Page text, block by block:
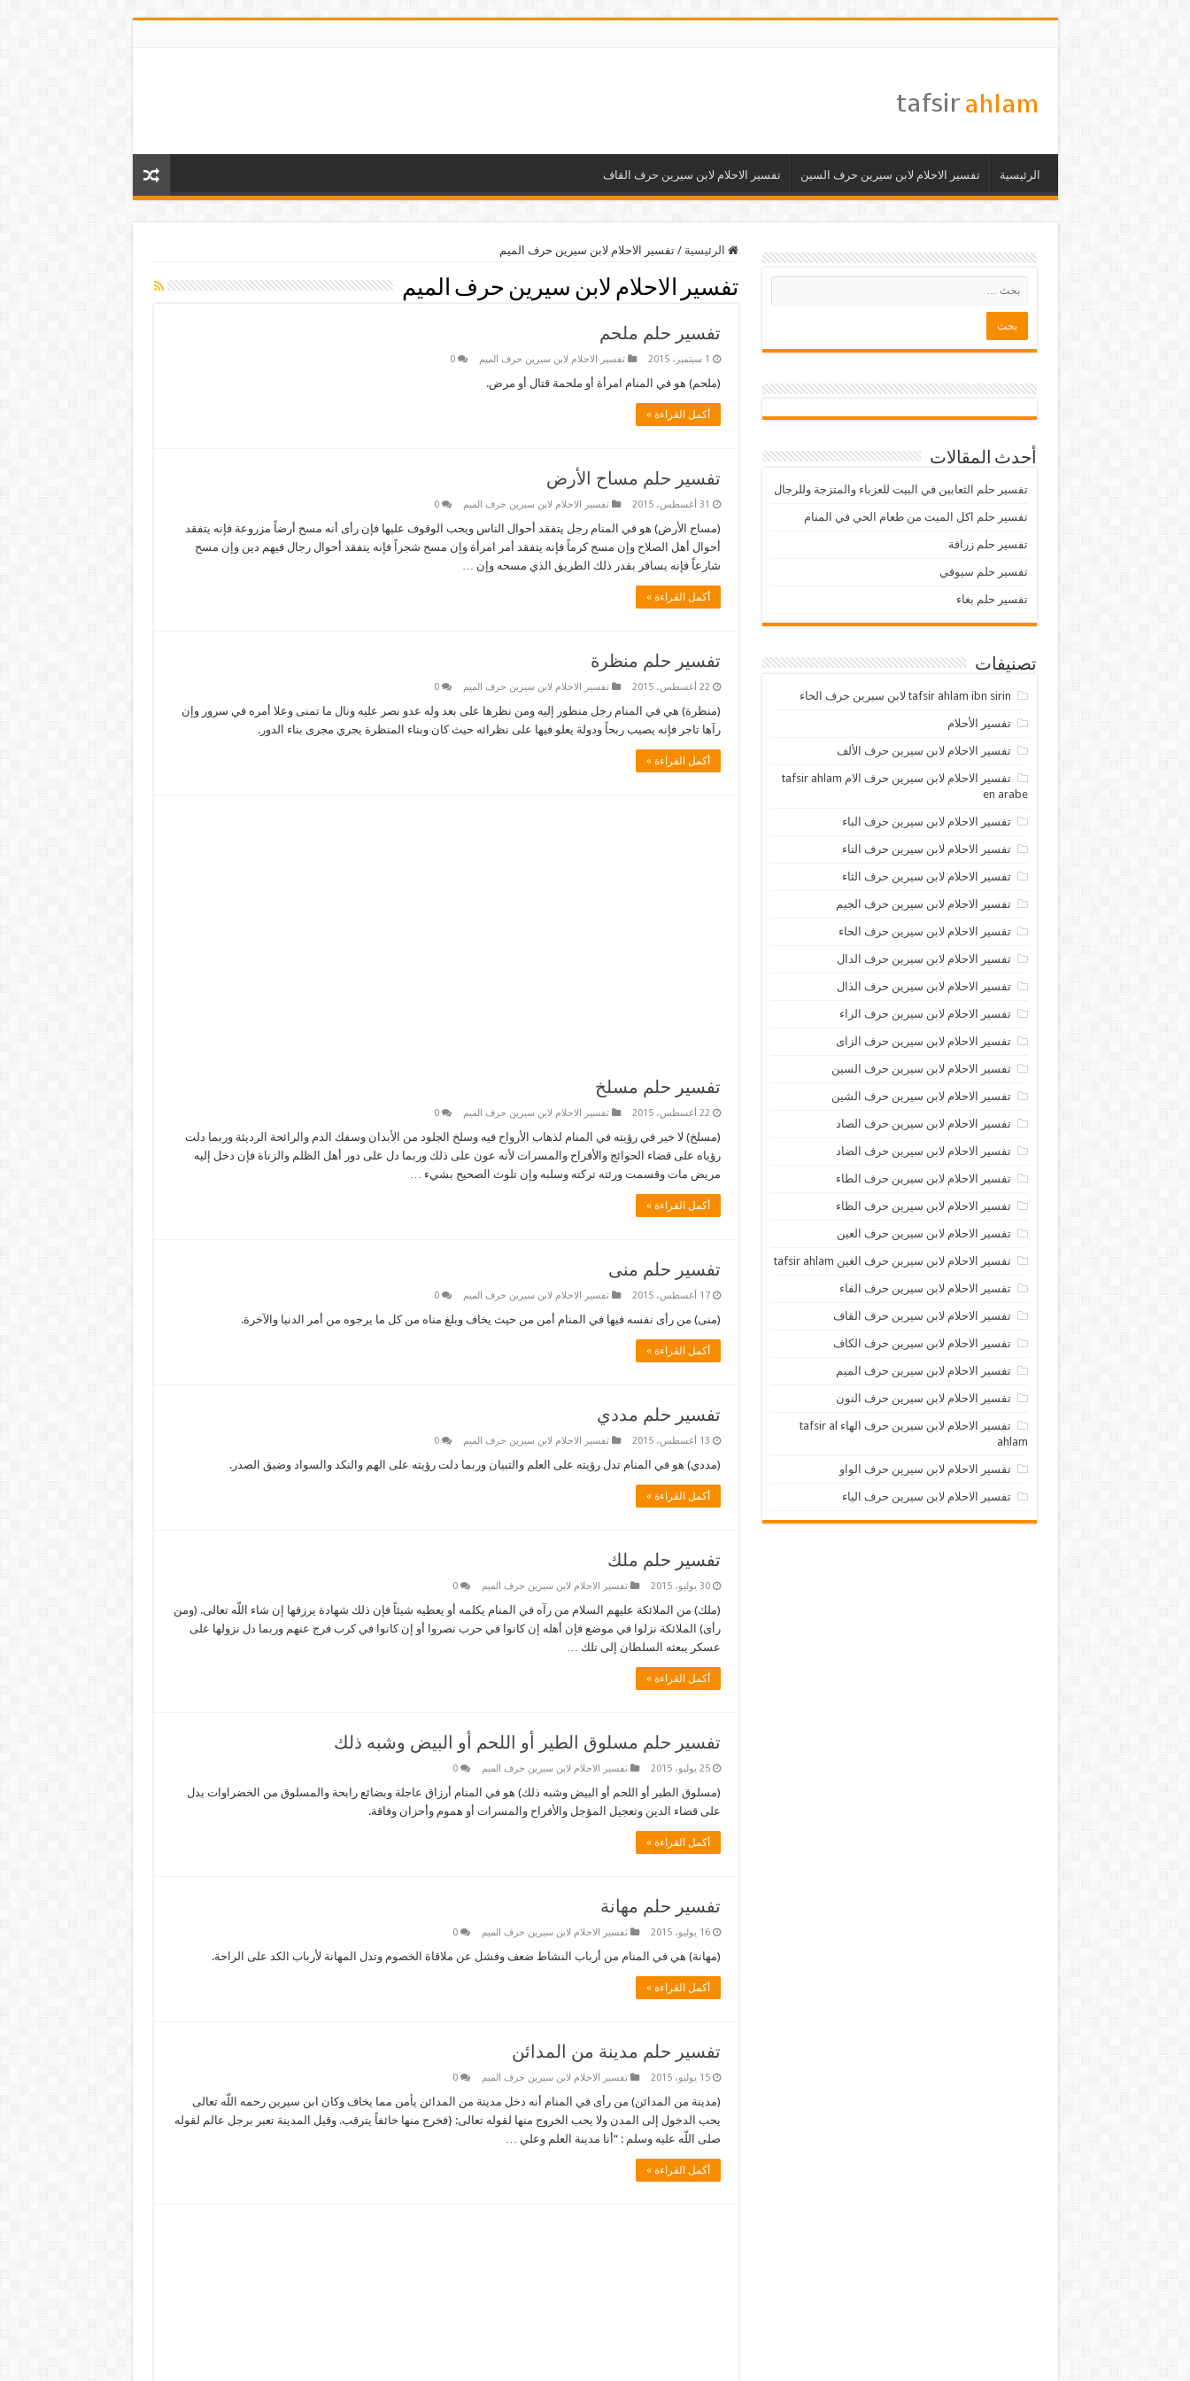
الرئيسية تفسير الاحلام لابن سيرين حرف السين تفسير الاحلام لابن سيرين حرف القاف
الرئيسية / تفسير الاحلام لابن سيرين حرف الميم
تفسير الاحلام لابن سيرين حرف الميم
تفسير حلم ملحم
1 سبتمبر، 2015 تفسير الاحلام لابن سيرين حرف الميم 0
(ملحم) هو في المنام امرأة أو ملحمة قتال أو مرض.
أكمل القراءة »
تفسير حلم مساح الأرض
31 أغسطس، 2015 تفسير الاحلام لابن سيرين حرف الميم 0
(مساح الأرض) هو في المنام رجل يتفقد أحوال الناس ويحب الوقوف عليها فإن رأى أنه مسح أرضاً مزروعة فإنه يتفقد
أحوال أهل الصلاح وإن مسح كرماً فإنه يتفقد أمر امرأة وإن مسح شجراً فإنه يتفقد أحوال رجال فيهم دين وإن مسح
شارعاً فإنه يسافر بقدر ذلك الطريق الذي مسحه وإن …
أكمل القراءة »
تفسير حلم منظرة
22 أغسطس، 2015 تفسير الاحلام لابن سيرين حرف الميم 0
(منظرة) هي في المنام رجل منظور إليه ومن نظرها على بعد وله عدو نصر عليه ونال ما تمنى وعلا أمره في سرور وإن
رآها تاجر فإنه يصيب ربحاً ودولة يعلو فيها على نظرائه حيث كان وبناء المنظرة يجري مجرى بناء الدور.
أكمل القراءة »
تفسير حلم مسلخ
22 أغسطس، 2015 تفسير الاحلام لابن سيرين حرف الميم 0
(مسلخ) لا خير في رؤيته في المنام لذهاب الأرواح فيه وسلخ الجلود من الأبدان وسفك الدم والرائحة الرديئة وربما دلت
رؤياه على قضاء الحوائج والأفراح والمسرات لأنه عون على ذلك وربما دل على دور أهل الظلم والزناة فإن دخل إليه
مريض مات وقسمت ورئته تركته وسلبه وإن تلوث الصحيح بشيء …
أكمل القراءة »
تفسير حلم منى
17 أغسطس، 2015 تفسير الاحلام لابن سيرين حرف الميم 0
(منى) من رأى نفسه فيها في المنام أمن من حيث يخاف وبلغ مناه من كل ما يرجوه من أمر الدنيا والآخرة.
أكمل القراءة »
تفسير حلم مددي
13 أغسطس، 2015 تفسير الاحلام لابن سيرين حرف الميم 0
(مددي) هو في المنام تدل رؤيته على العلم والتبيان وربما دلت رؤيته على الهم والنكد والسواد وضيق الصدر.
أكمل القراءة »
تفسير حلم ملك
30 يوليو، 2015 تفسير الاحلام لابن سيرين حرف الميم 0
(ملك) من الملائكة عليهم السلام من رآه في المنام يكلمه أو يعطيه شيئاً فإن ذلك شهادة يرزقها إن شاء اللّه تعالى. (ومن
رأى) الملائكة نزلوا في موضع فإن أهله إن كانوا في حرب نصروا أو إن كانوا في كرب فرج عنهم وربما دل نزولها على
عسكر يبعثه السلطان إلى تلك …
أكمل القراءة »
تفسير حلم مسلوق الطير أو اللحم أو البيض وشبه ذلك
25 يوليو، 2015 تفسير الاحلام لابن سيرين حرف الميم 0
(مسلوق الطير أو اللحم أو البيض وشبه ذلك) هو في المنام أرزاق عاجلة وبضائع رابحة والمسلوق من الخضراوات يدل
على قضاء الدين وتعجيل المؤجل والأفراح والمسرات أو هموم وأحزان وفاقة.
أكمل القراءة »
تفسير حلم مهانة
16 يوليو، 2015 تفسير الاحلام لابن سيرين حرف الميم 0
(مهانة) هي في المنام من أرباب النشاط ضعف وفشل عن ملاقاة الخصوم وتدل المهانة لأرباب الكد على الراحة.
أكمل القراءة »
تفسير حلم مدينة من المدائن
15 يوليو، 2015 تفسير الاحلام لابن سيرين حرف الميم 0
(مدينة من المدائن) من رأى في المنام أنه دخل مدينة من المدائن يأمن مما يخاف وكان ابن سيرين رحمه اللّه تعالى
يحب الدخول إلى المدن ولا يحب الخروج منها لقوله تعالى: {فخرج منها خائفاً يترقب. وقيل المدينة تعبر برجل عالم لقوله
صلى اللّه عليه وسلم : “أنا مدينة العلم وعلي …
أكمل القراءة »
أحدث المقالات
تفسير حلم الثعابين في البيت للعزباء والمتزجة وللرجال
تفسير حلم اكل الميت من طعام الحي في المنام
تفسير حلم زرافة
تفسير حلم سيوفي
تفسير حلم بغاء
تصنيفات
tafsir ahlam ibn sirin لابن سيرين حرف الخاء
تفسير الأحلام
تفسير الاحلام لابن سيرين حرف الألف
تفسير الاحلام لابن سيرين حرف الام tafsir ahlam
en arabe
تفسير الاحلام لابن سيرين حرف الباء
تفسير الاحلام لابن سيرين حرف التاء
تفسير الاحلام لابن سيرين حرف الثاء
تفسير الاحلام لابن سيرين حرف الجيم
تفسير الاحلام لابن سيرين حرف الحاء
تفسير الاحلام لابن سيرين حرف الدال
تفسير الاحلام لابن سيرين حرف الذال
تفسير الاحلام لابن سيرين حرف الراء
تفسير الاحلام لابن سيرين حرف الزاى
تفسير الاحلام لابن سيرين حرف السين
تفسير الاحلام لابن سيرين حرف الشين
تفسير الاحلام لابن سيرين حرف الصاد
تفسير الاحلام لابن سيرين حرف الضاد
تفسير الاحلام لابن سيرين حرف الطاء
تفسير الاحلام لابن سيرين حرف الظاء
تفسير الاحلام لابن سيرين حرف العين
تفسير الاحلام لابن سيرين حرف الغين tafsir ahlam
تفسير الاحلام لابن سيرين حرف الفاء
تفسير الاحلام لابن سيرين حرف القاف
تفسير الاحلام لابن سيرين حرف الكاف
تفسير الاحلام لابن سيرين حرف الميم
تفسير الاحلام لابن سيرين حرف النون
تفسير الاحلام لابن سيرين حرف الهاء tafsir al
ahlam
تفسير الاحلام لابن سيرين حرف الواو
تفسير الاحلام لابن سيرين حرف الياء